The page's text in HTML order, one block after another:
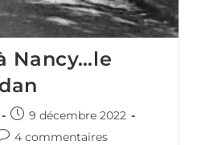
Nancy…le
Publication
publiée :
9 décembre 2022
4 commentaires